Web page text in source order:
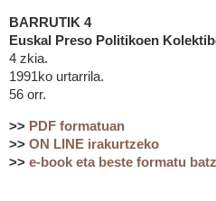
BARRUTIK 4
Euskal Preso Politikoen
4 zkia.
1991ko urtarrila.
56 orr.
>> PDF formatuan
>> ON LINE irakurtzeko
>> e-book eta beste formatu